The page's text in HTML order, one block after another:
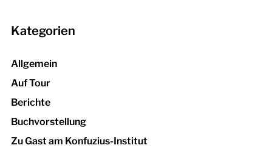
Kategorien
Allgemein
Auf Tour
Berichte
Buchvorstellung
Zu Gast am Konfuzius-Institut